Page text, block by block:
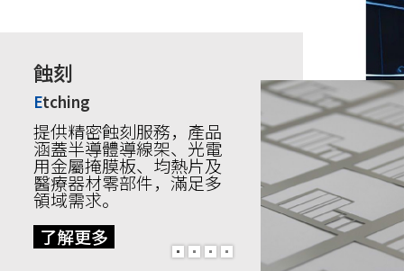
蝕刻
Etching
提供精密蝕刻服務，產品
涵蓋半導體導線架、光電
用金屬掩膜板、均熱片及
醫療器材零部件，滿足多
領域需求。
了解更多